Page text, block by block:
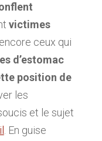
victimes
ceux qui
d’estomac
position de
les
et le sujet
. En guise